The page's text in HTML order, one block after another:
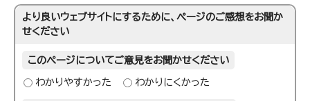
より良いウェブサイトにするために、ページのご感想をお聞か
せください
このページについてご意見をお聞かせください
わかりやすかった わかりにくかった